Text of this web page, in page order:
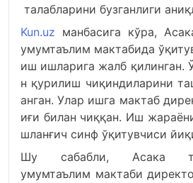
талабларини бузганлиги
Kun.uz манбасига кўра,
умумтаълим мактабида
иш ишларига жалб қилинган.
н қурилиш чиқиндиларини
анган. Улар ишга мактаб
иғи билан чиққан. Иш
шланғич синф ўқитувчиси
Шу
сабабли, Асака
умумтаълим мактаби